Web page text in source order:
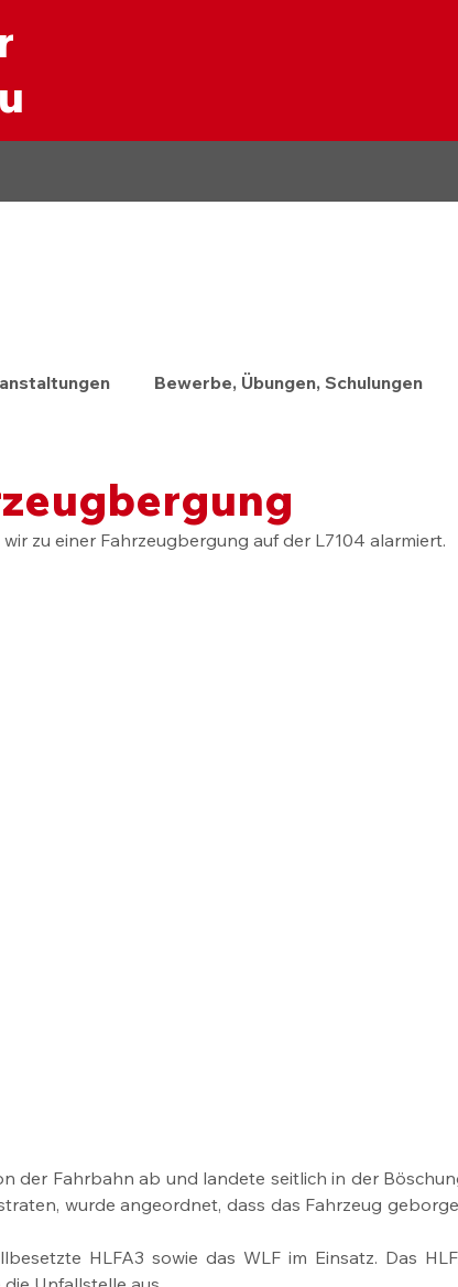
Bewerbe, Übungen, Schulungen
zu einer Fahrzeugbergung auf der L7104 alarmiert.
der Fahrbahn ab und landete seitlich in der
wurde angeordnet, dass das Fahrzeug
HLFA3 sowie das WLF im Einsatz. Das